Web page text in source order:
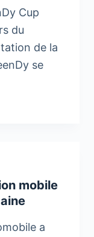
Cup
du
de la
se
mobile
a